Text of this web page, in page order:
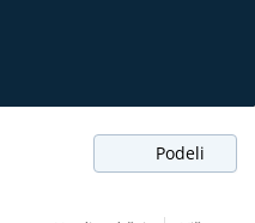
Podeli